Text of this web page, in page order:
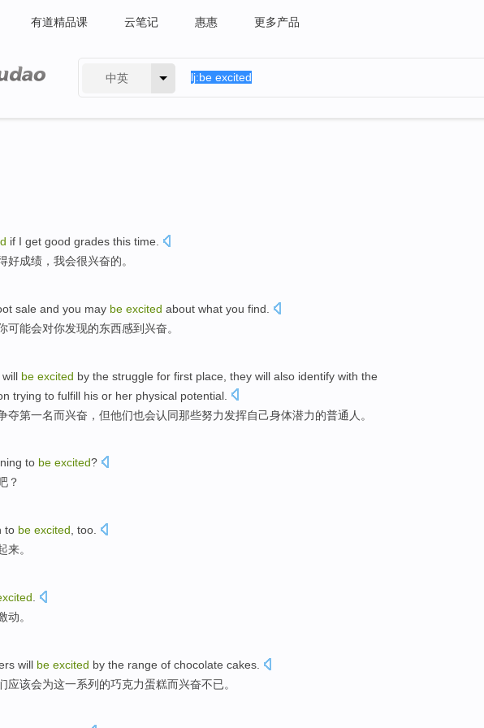
有道精品课 云笔记 惠惠 更多产品
中英
if I get good grades this time.
好成绩，我会很兴奋的。
sale and you may be excited about what you find
可能会对你发现的东西感到兴奋。
will be excited by the struggle for first place they will also identify with the
trying to fulfill his or her physical potential
夺第一名而兴奋 ，但他们也会认同那些努力发挥自己身体潜力的普通人 。
to be excited?
？
to be excited , too.
来。
动。
will be excited by the range of chocolate cakes.
应该会为这一系列 的巧克力蛋糕而兴奋不已。